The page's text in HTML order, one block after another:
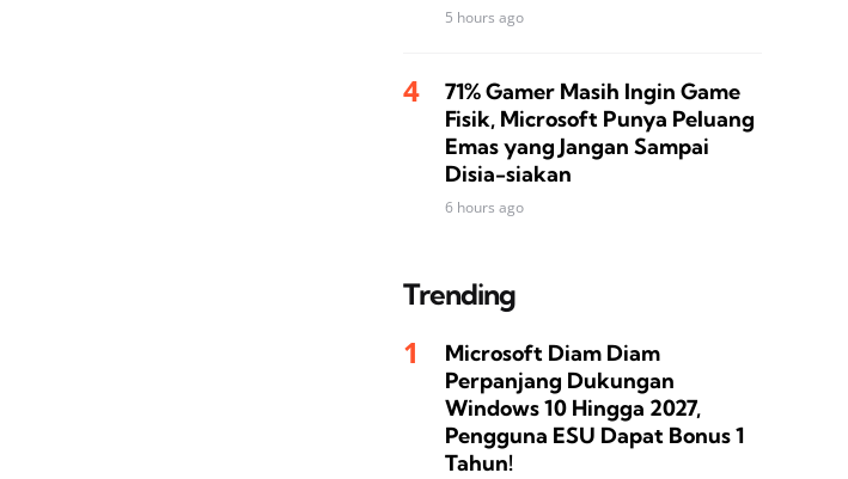
5 hours ago
71% Gamer Masih Ingin Game
Fisik, Microsoft Punya Peluang
Emas yang Jangan Sampai
Disia-siakan
6 hours ago
Trending
Microsoft Diam Diam
Perpanjang Dukungan
Windows 10 Hingga 2027,
Pengguna ESU Dapat Bonus 1
Tahun!